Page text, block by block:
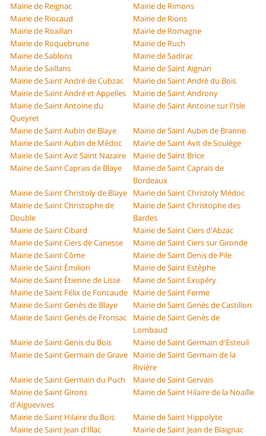
Mairie de Reignac
Mairie de Rimons
Mairie de Riocaud
Mairie de Rions
Mairie de Roaillan
Mairie de Romagne
Mairie de Roquebrune
Mairie de Ruch
Mairie de Sablons
Mairie de Sadirac
Mairie de Saillans
Mairie de Saint Aignan
Mairie de Saint André de Cubzac
Mairie de Saint André du Bois
Mairie de Saint André et Appelles
Mairie de Saint Androny
Mairie de Saint Antoine du
Queyret
Mairie de Saint Antoine sur l'Isle
Mairie de Saint Aubin de Blaye
Mairie de Saint Aubin de Branne
Mairie de Saint Aubin de Médoc
Mairie de Saint Avit de Soulège
Mairie de Saint Avit Saint Nazaire
Mairie de Saint Brice
Mairie de Saint Caprais de Blaye
Mairie de Saint Caprais de
Bordeaux
Mairie de Saint Christoly de Blaye
Mairie de Saint Christoly Médoc
Mairie de Saint Christophe de
Double
Mairie de Saint Christophe des
Bardes
Mairie de Saint Cibard
Mairie de Saint Ciers d'Abzac
Mairie de Saint Ciers de Canesse
Mairie de Saint Ciers sur Gironde
Mairie de Saint Côme
Mairie de Saint Denis de Pile
Mairie de Saint Émilion
Mairie de Saint Estèphe
Mairie de Saint Étienne de Lisse
Mairie de Saint Exupéry
Mairie de Saint Félix de Foncaude Mairie de Saint Ferme
Mairie de Saint Genès de Blaye
Mairie de Saint Genès de Castillon
Mairie de Saint Genès de Fronsac
Mairie de Saint Genès de
Lombaud
Mairie de Saint Genis du Bois
Mairie de Saint Germain d'Esteuil
Mairie de Saint Germain de Grave Mairie de Saint Germain de la
Rivière
Mairie de Saint Germain du Puch
Mairie de Saint Gervais
Mairie de Saint Girons
d'Aiguevives
Mairie de Saint Hilaire de la Noaille
Mairie de Saint Hilaire du Bois
Mairie de Saint Hippolyte
Mairie de Saint Jean d'Illac
Mairie de Saint Jean de Blaignac